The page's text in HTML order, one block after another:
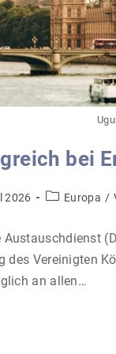
bei
2026
Beitrags-
Europa /
Austauschdienst
des Vereinigten
an allen…